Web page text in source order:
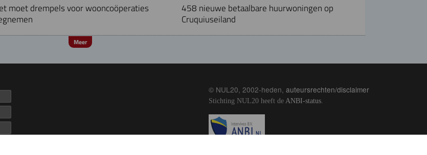
moet drempels voor wooncoöperaties
458 nieuwe betaalbare huurwoningen op
Cruquiuseiland
Meer
© NUL20, 2002-heden, auteursrechten/disclaimer
Stichting NUL20 heeft de ANBI-status.
Image